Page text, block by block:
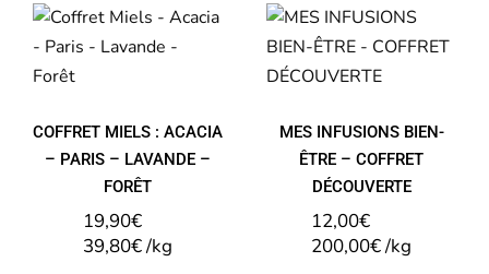
MIELS :
ACACIA –
PARIS –
LAVANDE –
COFFRET MIELS : ACACIA
– PARIS – LAVANDE –
FORÊT
19,90€
39,80€/kg
INFUSIONS
BIEN-ÊTRE –
COFFRET
DÉCOUVERTE
MES INFUSIONS BIEN-
ÊTRE – COFFRET
DÉCOUVERTE
12,00€
200,00€/kg